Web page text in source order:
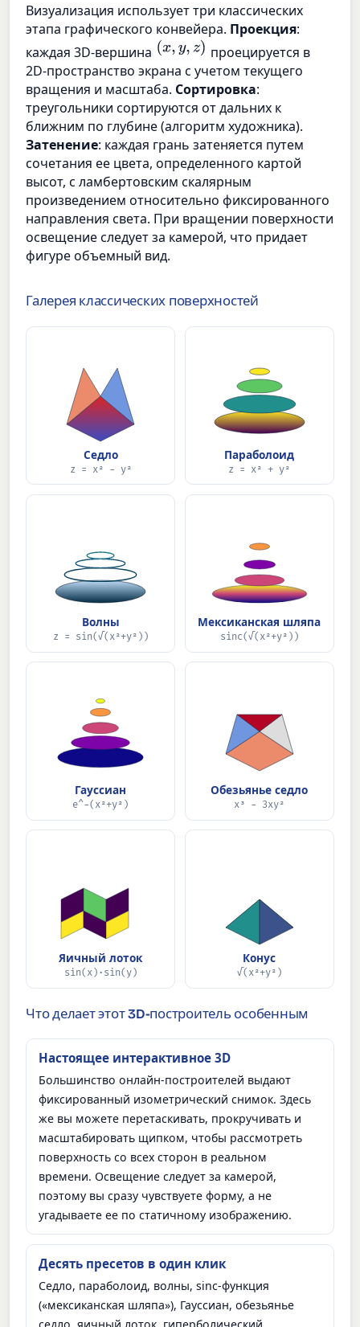
Визуализация использует три классических
этапа графического конвейера. Проекция:
каждая 3D-вершина (x,y,z)
проецируется в
2D-пространство экрана с учетом текущего
вращения и масштаба. Сортировка:
треугольники сортируются от дальних к
ближним по глубине (алгоритм художника).
Затенение: каждая грань затеняется путем
сочетания ее цвета, определенного картой
высот, с ламбертовским скалярным
произведением относительно фиксированного
направления света. При вращении поверхности
освещение следует за камерой, что придает
фигуре объемный вид.
Галерея классических поверхностей
Седло
z = x² − y²
Параболоид
z = x² + y²
Волны
z = sin(√(x²+y²))
Мексиканская шляпа
sinc(√(x²+y²))
Гауссиан
e^−(x²+y²)
Обезьянье седло
x³ − 3xy²
Яичный лоток
sin(x)·sin(y)
Конус
√(x²+y²)
Что делает этот 3D-построитель особенным
Настоящее интерактивное 3D
Большинство онлайн-построителей выдают
фиксированный изометрический снимок. Здесь
же вы можете перетаскивать, прокручивать и
масштабировать щипком, чтобы рассмотреть
поверхность со всех сторон в реальном
времени. Освещение следует за камерой,
поэтому вы сразу чувствуете форму, а не
угадываете ее по статичному изображению.
Десять пресетов в один клик
Седло, параболоид, волны, sinc-функция
(«мексиканская шляпа»), Гауссиан, обезьянье
седло, яичный лоток, гиперболический